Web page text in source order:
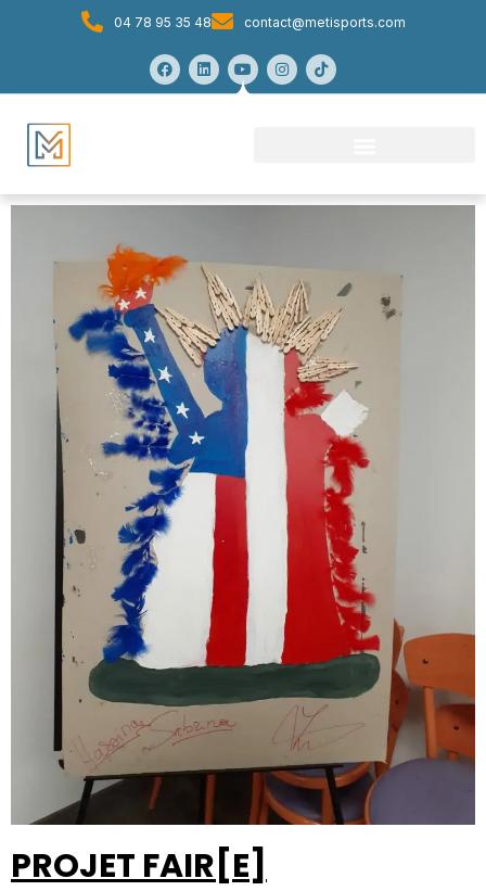
04 78 95 35 48 contact@metisports.com
PROJET FAIR[E]